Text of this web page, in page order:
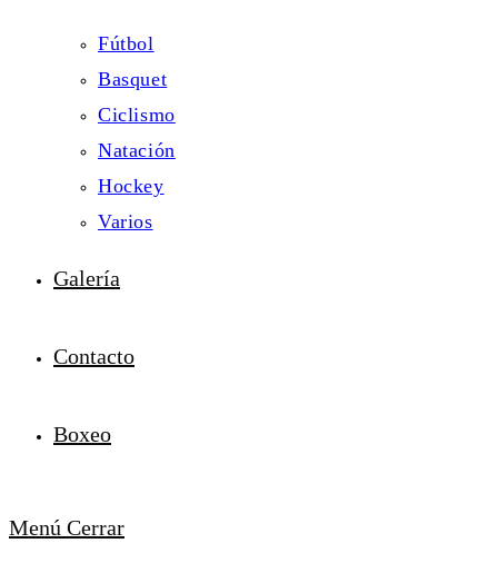
Fútbol
Basquet
Ciclismo
Natación
Hockey
Varios
Galería
Contacto
Boxeo
Menú Cerrar